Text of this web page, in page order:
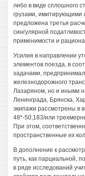
либо в виде сплошного
грузами, имитирующими
предложена третья
сингулярной
применимости и
Усилия в направлении
элементов поезда, в
задачами,
железнодорожного
Лазаряном, но и иными
Ленинграда, Брянска,
экипажи рассмотрены в
48*-50,183/или
При этом,
пространственные их
В дополнение к
путь, как парциальной,
в ряде исследований